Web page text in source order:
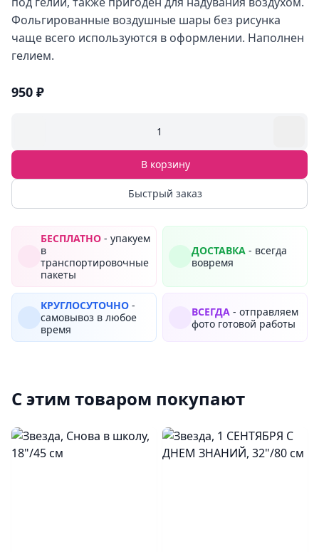
Фольгированные воздушные шары без рисунка
чаще всего используются в оформлении. Наполнен
гелием.
950 ₽
1
В корзину
Быстрый заказ
БЕСПЛАТНО - упакуем
в
транспортировочные
пакеты
ДОСТАВКА - всегда
вовремя
КРУГЛОСУТОЧНО -
самовывоз в любое
время
ВСЕГДА - отправляем
фото готовой работы
С этим товаром покупают